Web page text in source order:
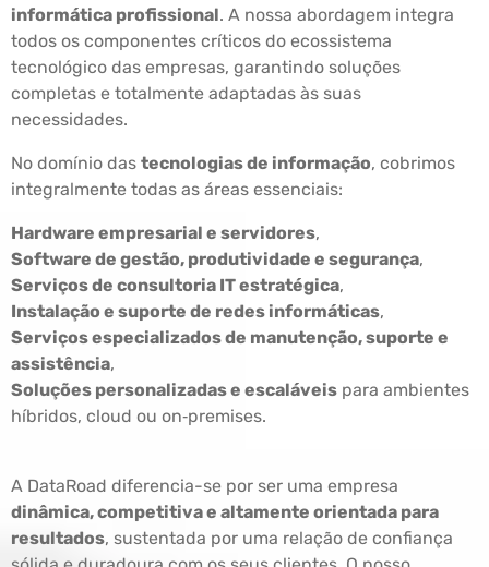
informática profissional. A nossa abordagem integra
todos os componentes críticos do ecossistema
tecnológico das empresas, garantindo soluções
completas e totalmente adaptadas às suas
necessidades.
No domínio das tecnologias de informação, cobrimos
integralmente todas as áreas essenciais:
Hardware empresarial e servidores,
Software de gestão, produtividade e segurança,
Serviços de consultoria IT estratégica,
Instalação e suporte de redes informáticas,
Serviços especializados de manutenção, suporte e
assistência,
Soluções personalizadas e escaláveis para ambientes
híbridos, cloud ou on‑premises.
A DataRoad diferencia-se por ser uma empresa
dinâmica, competitiva e altamente orientada para
resultados, sustentada por uma relação de confiança